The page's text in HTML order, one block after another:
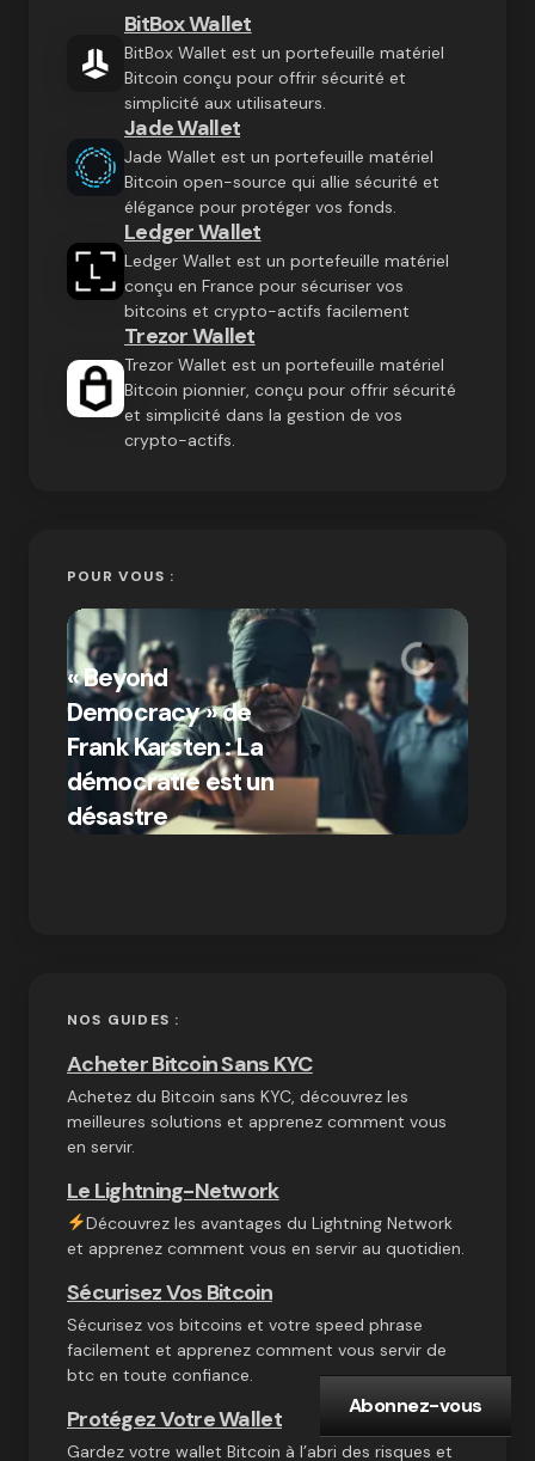
BitBox Wallet
BitBox Wallet est un portefeuille matériel
Bitcoin conçu pour offrir sécurité et
simplicité aux utilisateurs.
Jade Wallet
Jade Wallet est un portefeuille matériel
Bitcoin open-source qui allie sécurité et
élégance pour protéger vos fonds.
Ledger Wallet
Ledger Wallet est un portefeuille matériel
conçu en France pour sécuriser vos
bitcoins et crypto-actifs facilement
Trezor Wallet
Trezor Wallet est un portefeuille matériel
Bitcoin pionnier, conçu pour offrir sécurité
et simplicité dans la gestion de vos
crypto-actifs.
POUR VOUS :
« Beyond
Democracy » de
Frank Karsten : La
démocratie est un
désastre
par Ines Aissani
on 03/10/2024
NOS GUIDES :
Acheter Bitcoin Sans KYC
Achetez du Bitcoin sans KYC, découvrez les
meilleures solutions et apprenez comment vous
en servir.
Le Lightning-Network
Découvrez les avantages du Lightning Network
et apprenez comment vous en servir au quotidien.
Sécurisez Vos Bitcoin
Sécurisez vos bitcoins et votre speed phrase
facilement et apprenez comment vous servir de
btc en toute confiance.
Protégez Votre Wallet
Gardez votre wallet Bitcoin à l’abri des risques et
Abonnez-vous